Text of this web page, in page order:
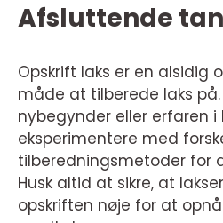
Afsluttende
Opskrift laks er en alsidig
måde at tilberede laks
nybegynder eller erfaren i
eksperimentere med
tilberedningsmetoder for
Husk altid at sikre, at
opskriften nøje for at